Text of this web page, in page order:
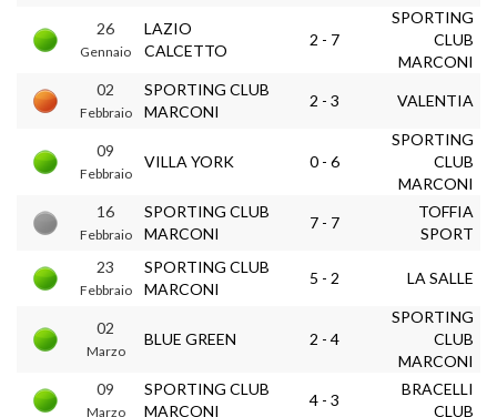
26
Gennaio
LAZIO
CALCETTO
2 - 7
SPORTING
CLUB
MARCONI
02
Febbraio
SPORTING CLUB
MARCONI
2 - 3 VALENTIA
09
Febbraio
VILLA YORK 0 - 6
SPORTING
CLUB
MARCONI
16
Febbraio
SPORTING CLUB
MARCONI
7 - 7
TOFFIA
SPORT
23
Febbraio
SPORTING CLUB
MARCONI
5 - 2 LA SALLE
02
Marzo
BLUE GREEN 2 - 4
SPORTING
CLUB
MARCONI
09
Marzo
SPORTING CLUB
MARCONI
4 - 3
BRACELLI
CLUB